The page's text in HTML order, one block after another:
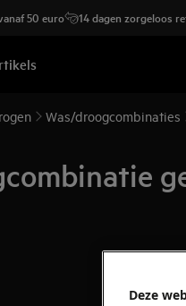
50 euro 14 dagen zorgeloos
Was/droogcombinaties
Deze